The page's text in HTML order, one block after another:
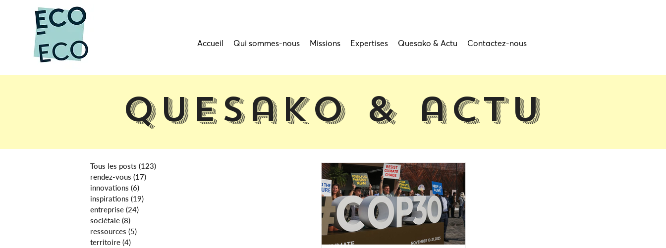
Accueil Qui sommes-nous Missions Expertises Quesako & Actu Contactez-nous
Quesako & actu
Tous les posts (123)
rendez-vous (17)
innovations (6)
inspirations (19)
entreprise (24)
sociétale (8)
ressources (5)
territoire (4)